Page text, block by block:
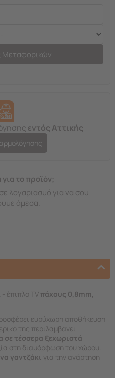
Μεταφορικών
εντός Αττικής
το προϊόν;
λογαριασμό για να σου
άμεσα.
έπιπλο TV πάχους 0,8mm,
ευρύχωρη αποθήκευση
της περιλαμβάνει
σε τέσσερα ξεχωριστά
στη διαμόρφωση του χώρου.
γαντζάκι για την ανάρτηση